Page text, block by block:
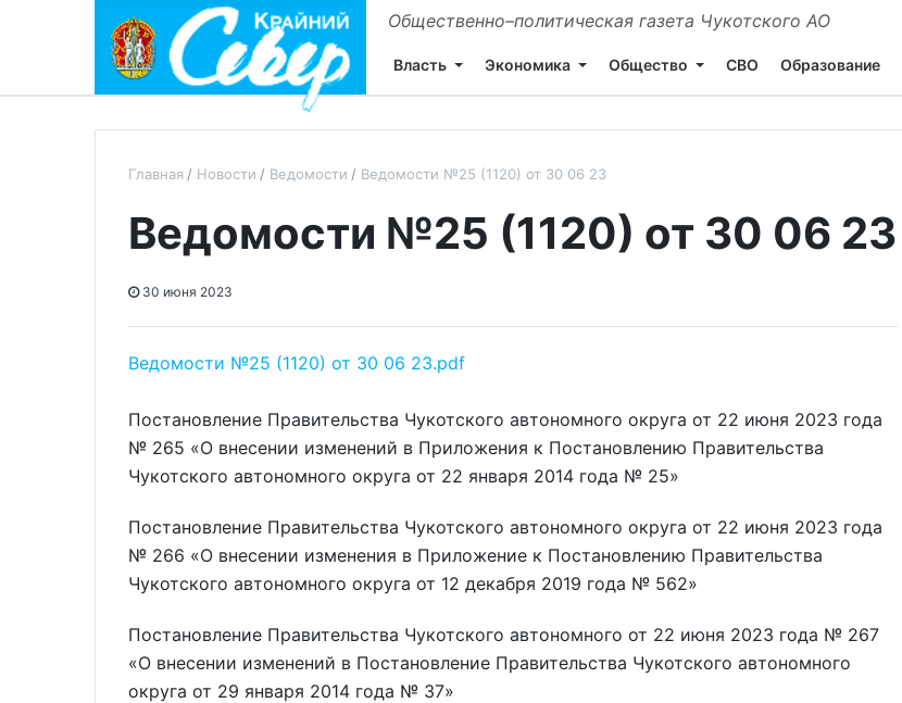
Общественно–политическая газета Чукотского АО
Власть Экономика Общество СВО Образование
Главная Новости Ведомости Ведомости №25 (1120) от 30 06 23
Ведомости №25 (1120) от 30 06 23
30 июня 2023
Ведомости №25 (1120) от 30 06 23.pdf
Постановление Правительства Чукотского автономного округа от 22 июня 2023 года
№ 265 «О внесении изменений в Приложения к Постановлению Правительства
Чукотского автономного округа от 22 января 2014 года № 25»
Постановление Правительства Чукотского автономного округа от 22 июня 2023 года
№ 266 «О внесении изменения в Приложение к Постановлению Правительства
Чукотского автономного округа от 12 декабря 2019 года № 562»
Постановление Правительства Чукотского автономного от 22 июня 2023 года № 267
«О внесении изменений в Постановление Правительства Чукотского автономного
округа от 29 января 2014 года № 37»